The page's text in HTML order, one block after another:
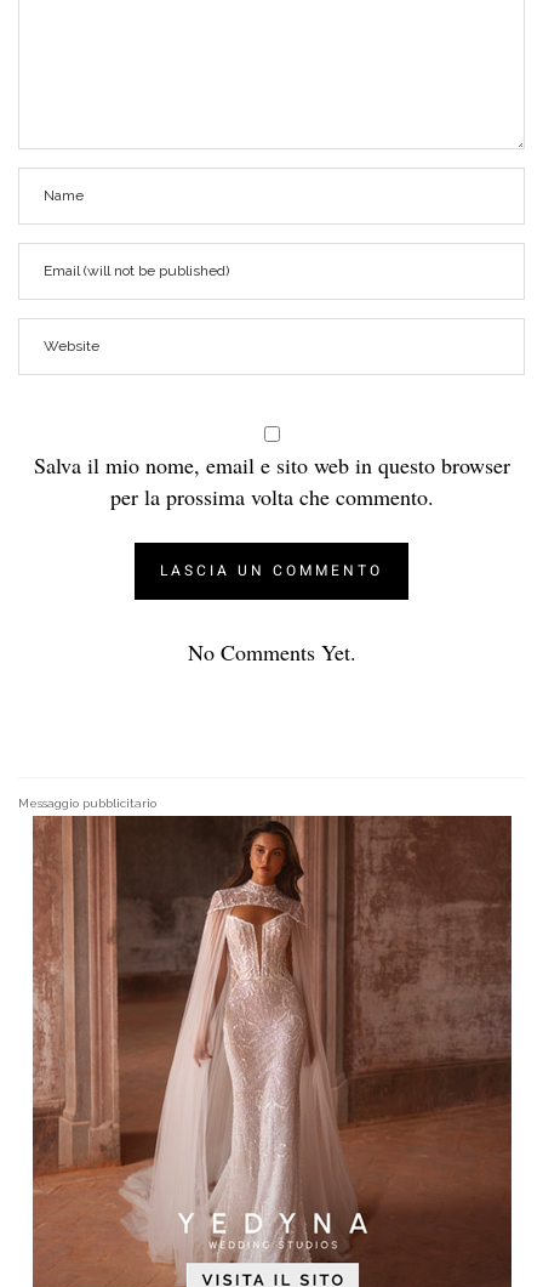
Salva il mio nome, email e sito web in questo browser
per la prossima volta che commento.
No Comments Yet.
Messaggio pubblicitario